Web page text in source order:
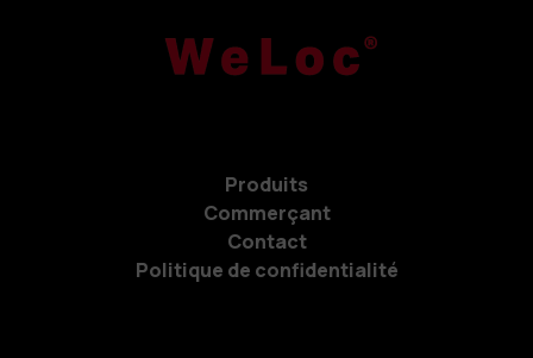
Produits
Commerçant
Contact
Politique de confidentialité